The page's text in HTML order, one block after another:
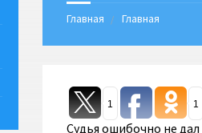
Главная Главная
1 1
Судья ошибочно не дал